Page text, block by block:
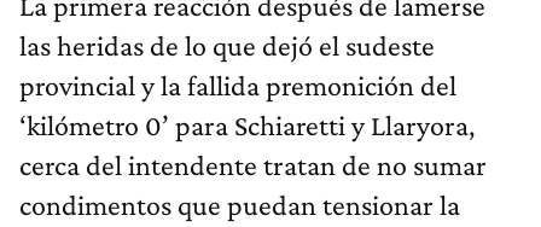
las heridas de lo que dejó el sudeste
provincial y la fallida premonición del
‘kilómetro 0’ para Schiaretti y Llaryora,
cerca del intendente tratan de no sumar
condimentos que puedan tensionar la